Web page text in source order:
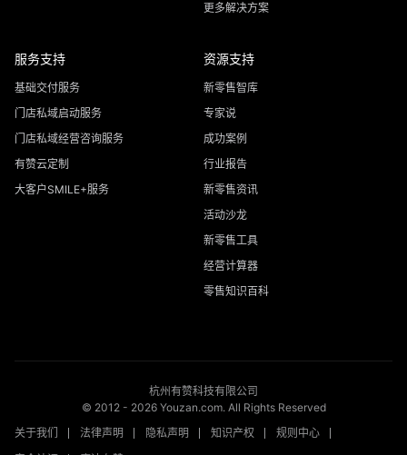
更多解决方案
服务支持
基础交付服务
门店私域启动服务
门店私域经营咨询服务
有赞云定制
大客户SMILE+服务
资源支持
新零售智库
专家说
成功案例
行业报告
新零售资讯
活动沙龙
新零售工具
经营计算器
零售知识百科
杭州有赞科技有限公司
© 2012 - 2026Youzan.com. All Rights Reserved
关于我们
法律声明 隐私声明 知识产权
规则中心